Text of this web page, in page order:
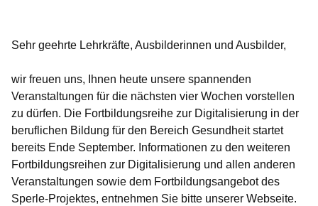
Sehr geehrte Lehrkräfte, Ausbilderinnen und Ausbilder,
wir freuen uns, Ihnen heute unsere spannenden
Veranstaltungen für die nächsten vier Wochen vorstellen
zu dürfen. Die Fortbildungsreihe zur Digitalisierung in der
beruflichen Bildung für den Bereich Gesundheit startet
bereits Ende September. Informationen zu den weiteren
Fortbildungsreihen zur Digitalisierung und allen anderen
Veranstaltungen sowie dem Fortbildungsangebot des
Sperle-Projektes, entnehmen Sie bitte unserer Webseite.